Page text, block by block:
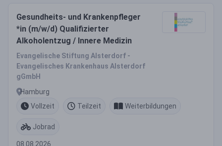
Gesundheits- und Krankenpfleger
*in (m/w/d) Qualifizierter
Alkoholentzug / Innere Medizin
Evangelische Stiftung Alsterdorf -
Evangelisches Krankenhaus Alsterdorf
gGmbH
Hamburg
Vollzeit
Teilzeit Weiterbildungen
Jobrad
08.08.2026